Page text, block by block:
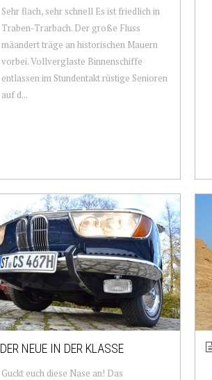
Sehr flach, sehr schnell Es ist friedlich in
Traben-Trarbach. Der große Fluss
mäandert träge an historischen Mauern
vorbei. Vollverglaste Binnenschiffe
entlassen im Stundentakt rüstige Senioren
auf d...
DER NEUE IN DER KLASSE
Guckt euch diese Nase an! Das